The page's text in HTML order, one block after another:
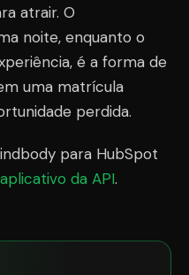
atrair. O
noite, enquanto o
é a forma de
uma matrícula
perdida.
para HubSpot
da API.